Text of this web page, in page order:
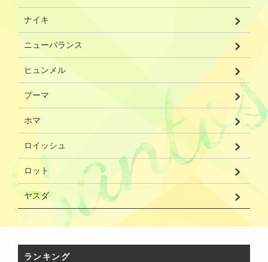
ナイキ
ニューバランス
ヒュンメル
プーマ
ホマ
ロイッシュ
ロット
ヤスダ
ランキング